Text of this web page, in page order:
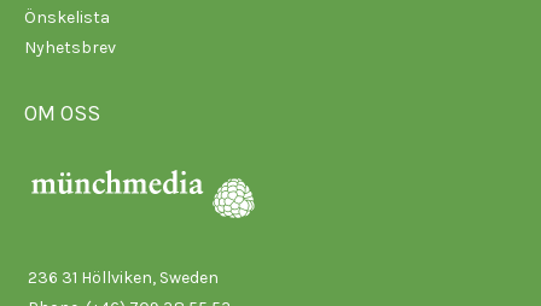
Önskelista
Nyhetsbrev
OM OSS
236 31 Höllviken, Sweden